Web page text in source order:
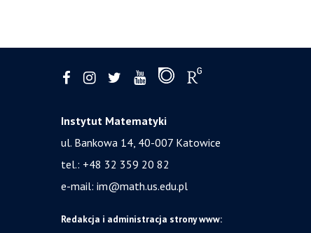
Instytut Matematyki
ul. Bankowa 14, 40-007 Katowice
tel.: +48 32 359 20 82
e-mail: im@math.us.edu.pl
Redakcja i administracja strony www: